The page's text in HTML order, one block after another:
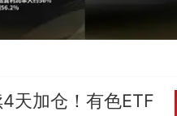
天加仓！有色ETF